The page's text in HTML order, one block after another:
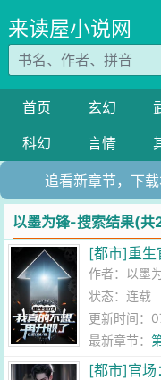
来读屋小说网
首页 玄幻
科幻
言情
追看新章节，下
以墨为锋-搜索结果(共
[都市]重生
作者： 以墨
状态：连载
更新时间：
最新章节：
惜
[都市]官场